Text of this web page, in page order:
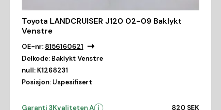
Toyota LANDCRUISER J120 02-09 Baklykt
Venstre
OE-nr: 8156160621
Delkode: Baklykt Venstre
null: K1268231
Posisjon: Uspesifisert
Garanti 3Kvaliteten A 820 SEK